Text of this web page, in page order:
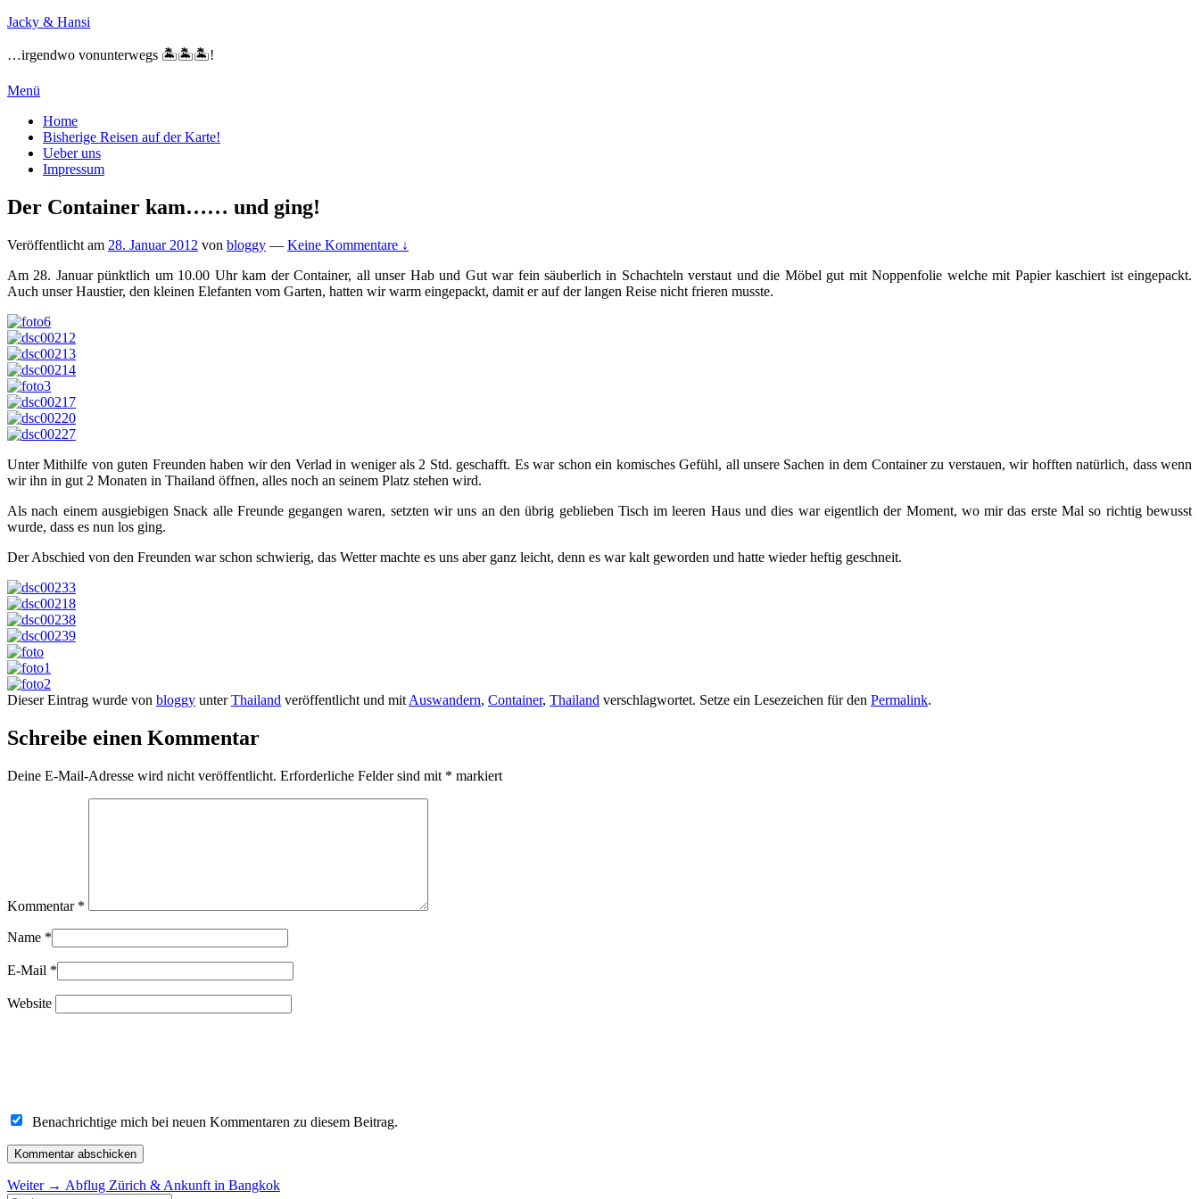
Zum
springen
Jacky & Hansi
…irgendwo vonunterwegs 🏝🏝🏝!
Menü
Primäres
Menü
Home
Bisherige Reisen auf der Karte!
Ueber uns
Impressum
Der Container kam…… und ging!
Veröffentlicht am 28. Januar 2012 von bloggy — Keine Kommentare ↓
Am 28. Januar pünktlich um 10.00 Uhr kam der Container, all unser Hab und Gut war fein säuberlich in Schachteln verstaut und die Möbel gut mit Noppenfolie welche mit Papier kaschiert ist eingepackt.
Auch unser Haustier, den kleinen Elefanten vom Garten, hatten wir warm eingepackt, damit er auf der langen Reise nicht frieren musste.
Unter Mithilfe von guten Freunden haben wir den Verlad in weniger als 2 Std. geschafft. Es war schon ein komisches Gefühl, all unsere Sachen in dem Container zu verstauen, wir hofften natürlich, dass wenn
wir ihn in gut 2 Monaten in Thailand öffnen, alles noch an seinem Platz stehen wird.
Als nach einem ausgiebigen Snack alle Freunde gegangen waren, setzten wir uns an den übrig geblieben Tisch im leeren Haus und dies war eigentlich der Moment, wo mir das erste Mal so richtig bewusst
wurde, dass es nun los ging.
Der Abschied von den Freunden war schon schwierig, das Wetter machte es uns aber ganz leicht, denn es war kalt geworden und hatte wieder heftig geschneit.
Dieser Eintrag wurde von bloggy unterThailand veröffentlicht und mit Auswandern, Container, Thailand verschlagwortet. Setze ein Lesezeichen für den Permalink.
Schreibe einen Kommentar
Deine E-Mail-Adresse wird nicht veröffentlicht. Erforderliche Felder sind mit * markiert
Kommentar *
Name *
E-Mail *
Website
Benachrichtige mich bei neuen Kommentaren zu diesem Beitrag.
Beitragsnavigation
Weiter → Nächster
Abflug Zürich & Ankunft in Bangkok